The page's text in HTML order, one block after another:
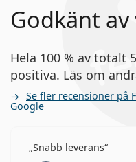
Godkänt
Hela 100 % av totalt
positiva. Läs om
Se fler recensioner på
Google
Snabb leverans